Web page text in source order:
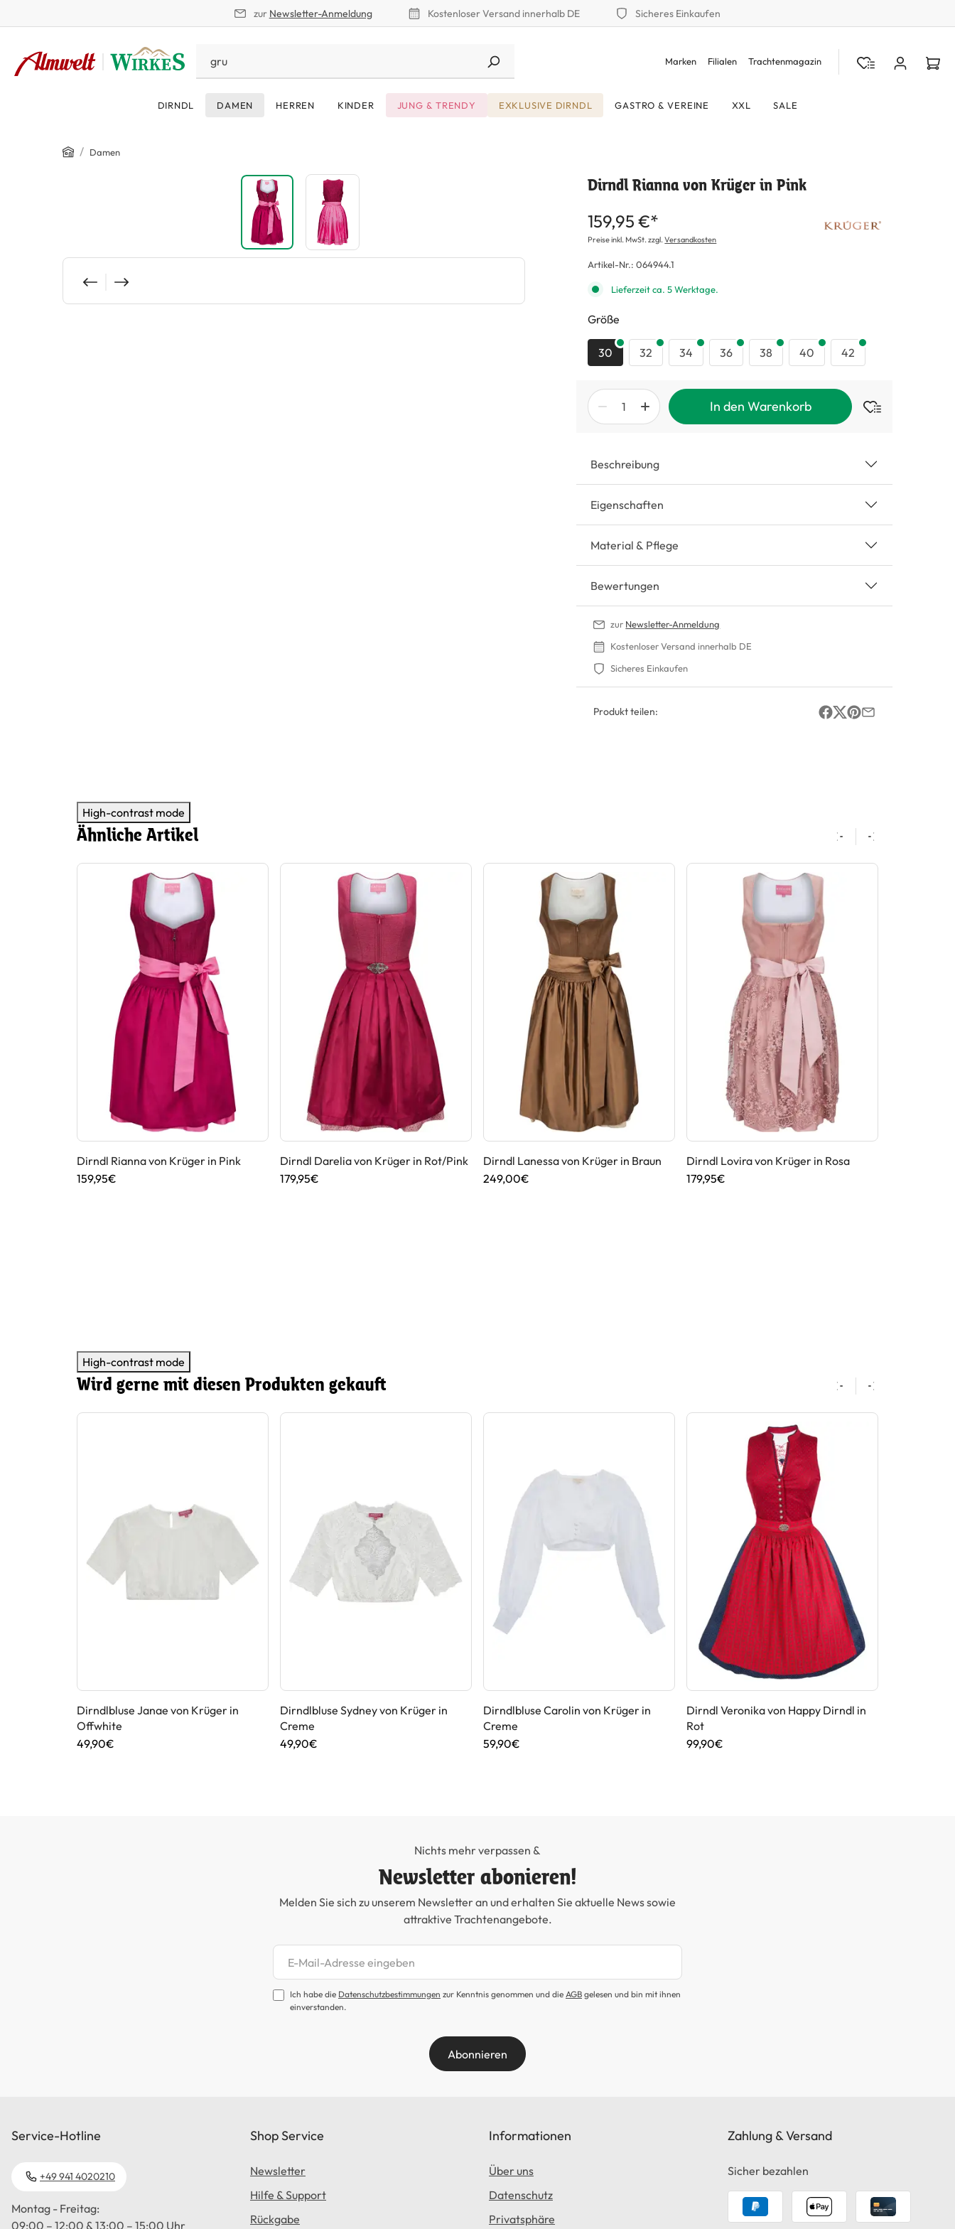
zur Newsletter-Anmeldung Kostenloser Versand innerhalb DE Sicheres Einkaufen
Marken Filialen Trachtenmagazin
DIRNDL DAMEN HERREN KINDER JUNG & TRENDY EXKLUSIVE DIRNDL GASTRO & VEREINE XXL SALE
Home
/ Damen
Dirndl Rianna von Krüger in Pink
159,95 €*
Preise inkl. MwSt. zzgl.Versandkosten
Artikel-Nr.:064944.1
Lieferzeit ca. 5 Werktage.
Größe
30 32 34 36 38 40 42
In den Warenkorb
Beschreibung
Eigenschaften
Material & Pflege
Bewertungen
zur Newsletter-Anmeldung
Kostenloser Versand innerhalb DE
Sicheres Einkaufen
Produkt teilen:
High-contrast mode
Ähnliche Artikel
Dirndl Rianna von Krüger in Pink
159,95€
Dirndl Darelia von Krüger in Rot/Pink
179,95€
Dirndl Lanessa von Krüger in Braun
249,00€
Dirndl Lovira von Krüger in Rosa
179,95€
High-contrast mode
Wird gerne mit diesen Produkten gekauft
Dirndlbluse Janae von Krüger in
Offwhite
49,90€
Dirndlbluse Sydney von Krüger in
Creme
49,90€
Dirndlbluse Carolin von Krüger in
Creme
59,90€
Dirndl Veronika von Happy Dirndl in
Rot
99,90€
Nichts mehr verpassen &
Newsletter abonieren!
Melden Sie sich zu unserem Newsletter an und erhalten Sie aktuelle News sowie
attraktive Trachtenangebote.
Newsletter abonnieren
Ich habe die Datenschutzbestimmungen zur Kenntnis genommen und die AGB gelesen und bin mit ihnen
einverstanden.
Abonnieren
Service-Hotline
+49 941 4020210
Montag - Freitag:
09:00 – 12:00 & 13:00 – 15:00 Uhr
Shop Service
Newsletter
Hilfe & Support
Rückgabe
Informationen
Über uns
Datenschutz
Privatsphäre
Zahlung & Versand
Sicher bezahlen